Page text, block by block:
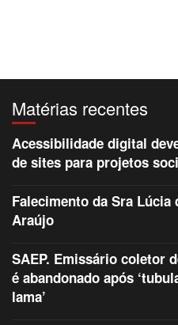
Matérias recentes
Acessibilidade digital
de sites para projetos
Falecimento da Sra Lúcia
Araújo
SAEP. Emissário coletor
é abandonado após
lama’